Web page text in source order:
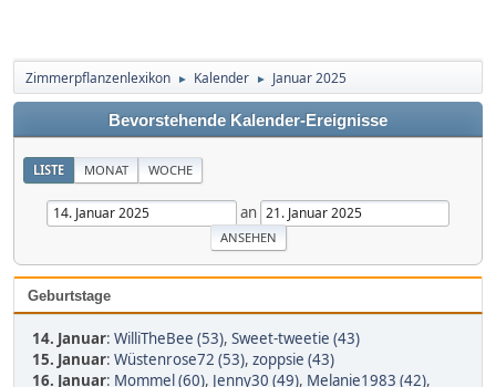
Zimmerpflanzenlexikon ► Kalender ► Januar 2025
Bevorstehende Kalender-Ereignisse
LISTE MONAT WOCHE
an
Geburtstage
14. Januar: WilliTheBee (53), Sweet-tweetie (43)
15. Januar: Wüstenrose72 (53), zoppsie (43)
16. Januar: Mommel (60), Jenny30 (49), Melanie1983 (42),